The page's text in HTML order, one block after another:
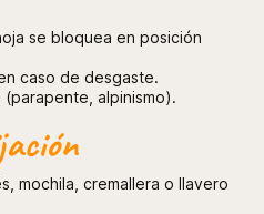
se bloquea en posición
caso de desgaste.
(parapente, alpinismo).
mochila, cremallera o llavero